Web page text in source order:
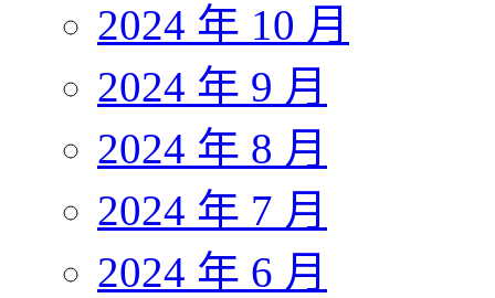
2024 年 10 月
2024 年 9 月
2024 年 8 月
2024 年 7 月
2024 年 6 月